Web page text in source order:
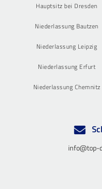
Hauptsitz bei Dresden
Niederlassung Bautzen
Niederlassung Leipzig
Niederlassung Erfurt
Niederlassung Chemnitz
info@top-